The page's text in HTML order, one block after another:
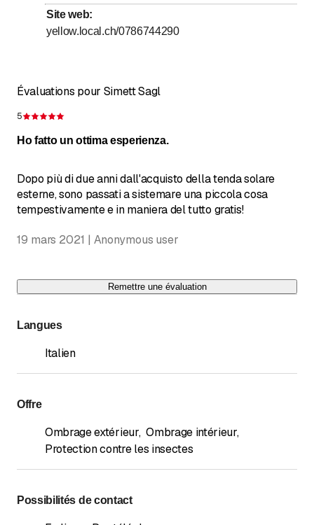
Site web:
yellow.local.ch/0786744290
Évaluations pour Simett Sagl
5
Ho fatto un ottima esperienza.
Dopo più di due anni dall'acquisto della tenda solare
esterne, sono passati a sistemare una piccola cosa
tempestivamente e in maniera del tutto gratis!
19 mars 2021 | Anonymous user
Remettre une évaluation
Langues
Italien
Offre
Ombrage extérieur, Ombrage intérieur,
Protection contre les insectes
Possibilités de contact